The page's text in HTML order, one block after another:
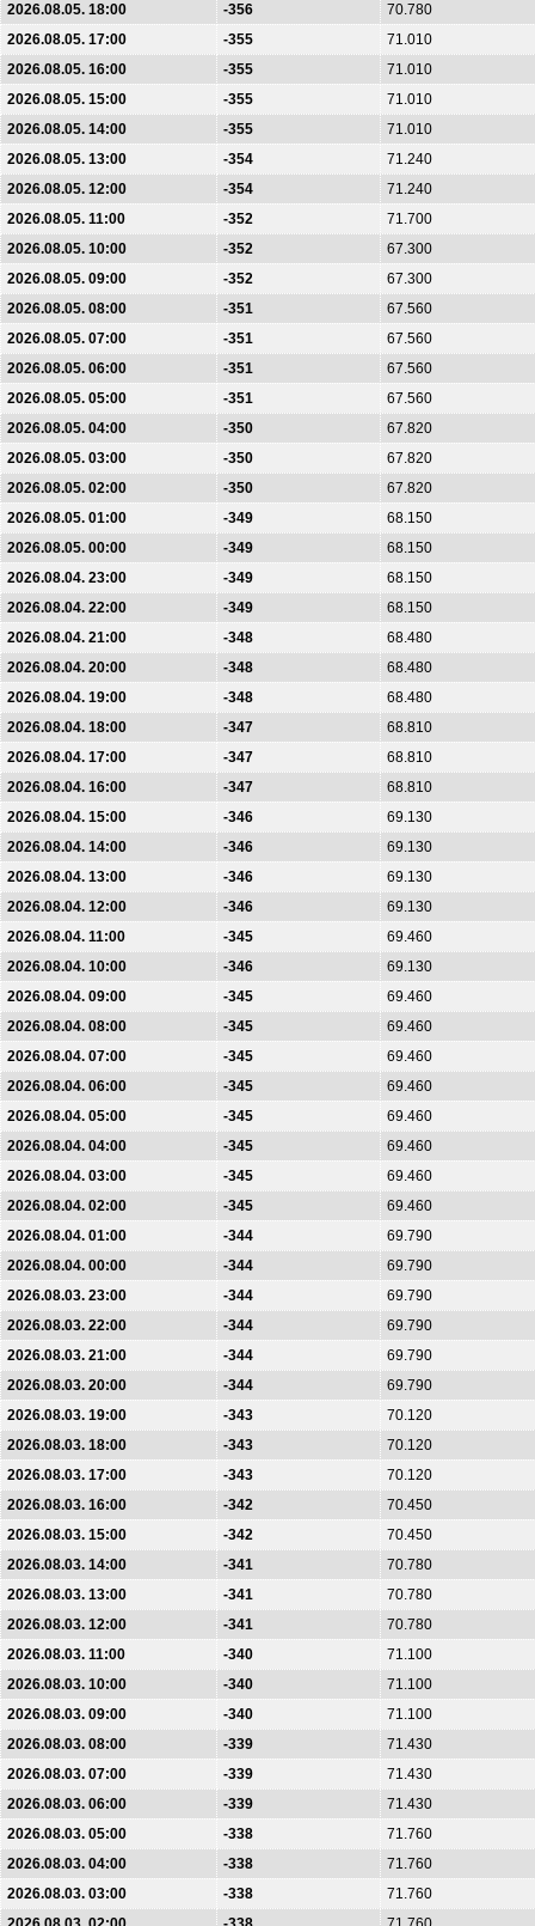
2026.08.05. 18:00
-356
70.780
2026.08.05. 17:00
-355
71.010
2026.08.05. 16:00
-355
71.010
2026.08.05. 15:00
-355
71.010
2026.08.05. 14:00
-355
71.010
2026.08.05. 13:00
-354
71.240
2026.08.05. 12:00
-354
71.240
2026.08.05. 11:00
-352
71.700
2026.08.05. 10:00
-352
67.300
2026.08.05. 09:00
-352
67.300
2026.08.05. 08:00
-351
67.560
2026.08.05. 07:00
-351
67.560
2026.08.05. 06:00
-351
67.560
2026.08.05. 05:00
-351
67.560
2026.08.05. 04:00
-350
67.820
2026.08.05. 03:00
-350
67.820
2026.08.05. 02:00
-350
67.820
2026.08.05. 01:00
-349
68.150
2026.08.05. 00:00
-349
68.150
2026.08.04. 23:00
-349
68.150
2026.08.04. 22:00
-349
68.150
2026.08.04. 21:00
-348
68.480
2026.08.04. 20:00
-348
68.480
2026.08.04. 19:00
-348
68.480
2026.08.04. 18:00
-347
68.810
2026.08.04. 17:00
-347
68.810
2026.08.04. 16:00
-347
68.810
2026.08.04. 15:00
-346
69.130
2026.08.04. 14:00
-346
69.130
2026.08.04. 13:00
-346
69.130
2026.08.04. 12:00
-346
69.130
2026.08.04. 11:00
-345
69.460
2026.08.04. 10:00
-346
69.130
2026.08.04. 09:00
-345
69.460
2026.08.04. 08:00
-345
69.460
2026.08.04. 07:00
-345
69.460
2026.08.04. 06:00
-345
69.460
2026.08.04. 05:00
-345
69.460
2026.08.04. 04:00
-345
69.460
2026.08.04. 03:00
-345
69.460
2026.08.04. 02:00
-345
69.460
2026.08.04. 01:00
-344
69.790
2026.08.04. 00:00
-344
69.790
2026.08.03. 23:00
-344
69.790
2026.08.03. 22:00
-344
69.790
2026.08.03. 21:00
-344
69.790
2026.08.03. 20:00
-344
69.790
2026.08.03. 19:00
-343
70.120
2026.08.03. 18:00
-343
70.120
2026.08.03. 17:00
-343
70.120
2026.08.03. 16:00
-342
70.450
2026.08.03. 15:00
-342
70.450
2026.08.03. 14:00
-341
70.780
2026.08.03. 13:00
-341
70.780
2026.08.03. 12:00
-341
70.780
2026.08.03. 11:00
-340
71.100
2026.08.03. 10:00
-340
71.100
2026.08.03. 09:00
-340
71.100
2026.08.03. 08:00
-339
71.430
2026.08.03. 07:00
-339
71.430
2026.08.03. 06:00
-339
71.430
2026.08.03. 05:00
-338
71.760
2026.08.03. 04:00
-338
71.760
2026.08.03. 03:00
-338
71.760